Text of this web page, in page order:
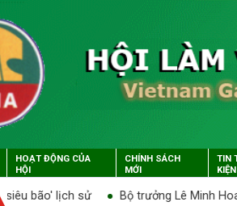
HOẠT ĐỘNG CỦA
HỘI
CHÍNH SÁCH
MỚI
TIN
KIỆN
Bộ trưởng Lê Minh Hoan làm việc với